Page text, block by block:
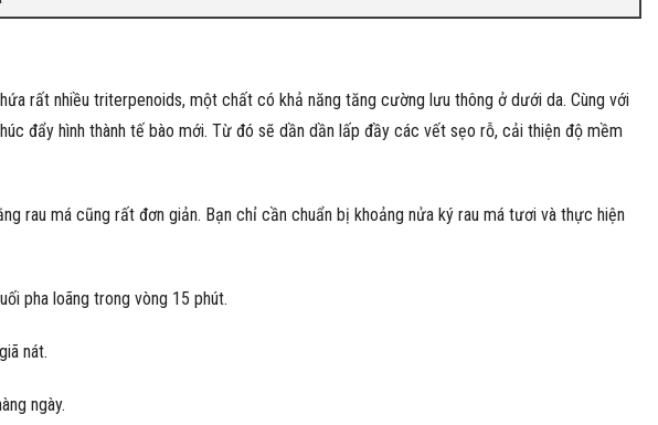
rất nhiều triterpenoids, một chất có khả năng tăng cường lưu thông ở dưới da. Cùng với
đẩy hình thành tế bào mới. Từ đó sẽ dần dần lấp đầy các vết sẹo rỗ, cải thiện độ mềm
rau má cũng rất đơn giản. Bạn chỉ cần chuẩn bị khoảng nửa ký rau má tươi và thực hiện
pha loãng trong vòng 15 phút.
nát.
ngày.